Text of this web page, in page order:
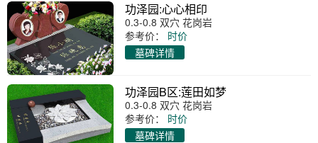
功泽园:心心相印
0.3-0.8 双穴 花岗岩
参考价：
时价
墓碑详情
功泽园B区:莲田如梦
0.3-0.8 双穴 花岗岩
参考价：
时价
墓碑详情